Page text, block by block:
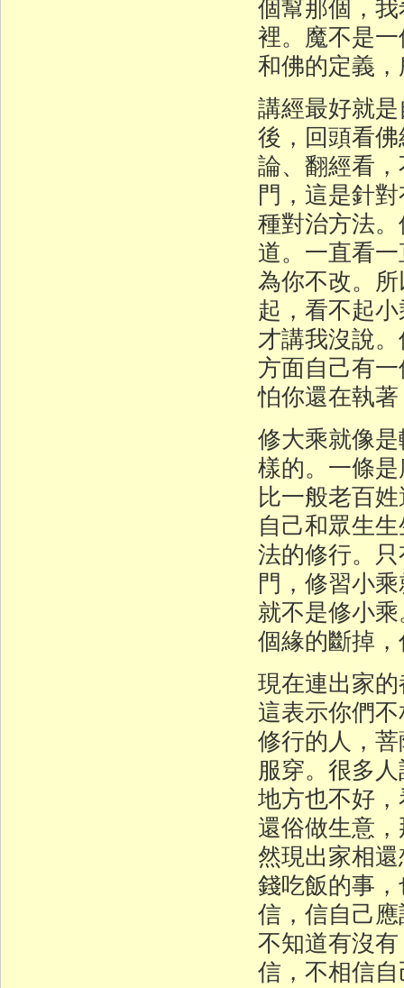
個幫那個，
裡。魔不是
和佛的定義
講經最好就
後，回頭看
論、翻經看
門，這是針
種對治方法
道。一直看
為你不改。
起，看不起
才講我沒說
方面自己有
怕你還在執
修大乘就像
樣的。一條
比一般老百
自己和眾生
法的修行。
門，修習小
就不是修小
個緣的斷掉
現在連出家
這表示你們
修行的人，
服穿。很多
地方也不好
還俗做生意
然現出家相
錢吃飯的事
信，信自己
不知道有沒
信，不相信